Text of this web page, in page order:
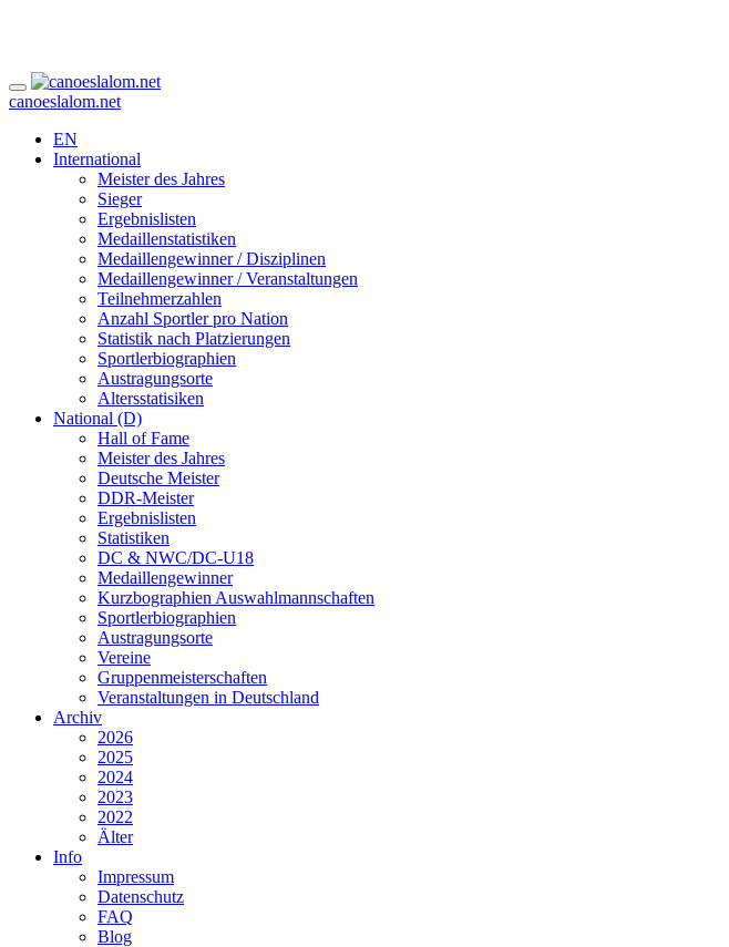
canoeslalom.net
EN
International
Meister des Jahres
Sieger
Ergebnislisten
Medaillenstatistiken
Medaillengewinner / Disziplinen
Medaillengewinner / Veranstaltungen
Teilnehmerzahlen
Anzahl Sportler pro Nation
Statistik nach Platzierungen
Sportlerbiographien
Austragungsorte
Altersstatisiken
National (D)
Hall of Fame
Meister des Jahres
Deutsche Meister
DDR-Meister
Ergebnislisten
Statistiken
DC & NWC/DC-U18
Medaillengewinner
Kurzbographien Auswahlmannschaften
Sportlerbiographien
Austragungsorte
Vereine
Gruppenmeisterschaften
Veranstaltungen in Deutschland
Archiv
2026
2025
2024
2023
2022
Älter
Info
Impressum
Datenschutz
FAQ
Blog